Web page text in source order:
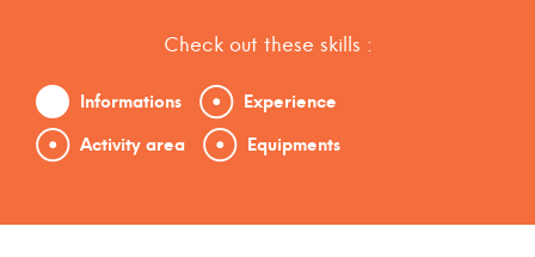
Check out these skills :
Informations
Experience
Activity area
Equipments